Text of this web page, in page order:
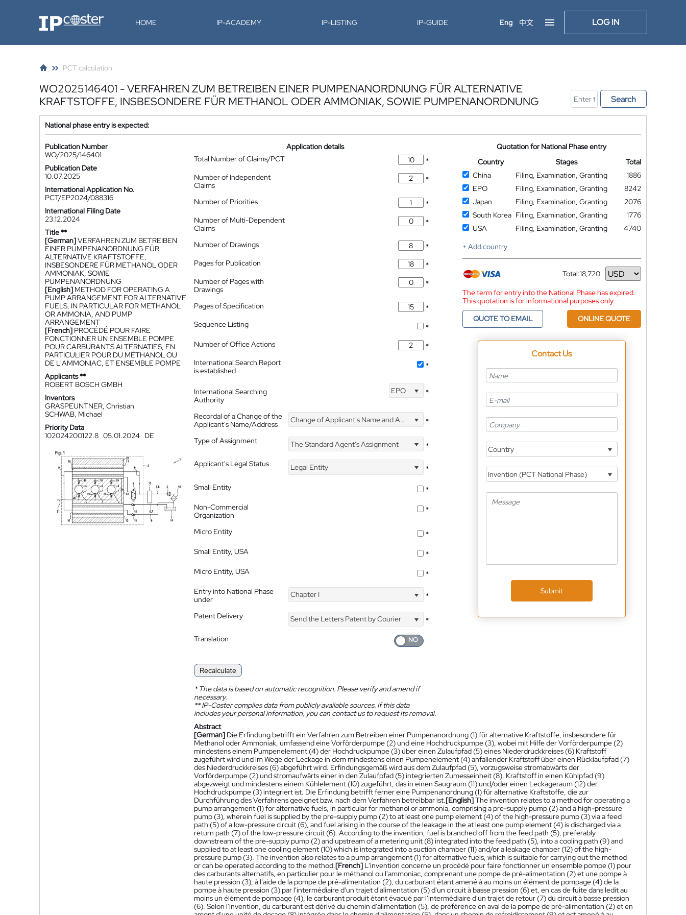
IP-Coster HOME IP-ACADEMY IP-LISTING IP-GUIDE Eng 中文 LOG IN
PCT calculation
WO2025146401 - VERFAHREN ZUM BETREIBEN EINER PUMPENANORDNUNG FÜR ALTERNATIVE
KRAFTSTOFFE, INSBESONDERE FÜR METHANOL ODER AMMONIAK, SOWIE PUMPENANORDNUNG
Search
National phase entry is expected:
Publication Number
WO/2025/146401
Publication Date
10.07.2025
International Application No.
PCT/EP2024/088316
International Filing Date
23.12.2024
Title **
[German]VERFAHREN ZUM BETREIBEN
EINER PUMPENANORDNUNG FÜR
ALTERNATIVE KRAFTSTOFFE,
INSBESONDERE FÜR METHANOL ODER
AMMONIAK, SOWIE
PUMPENANORDNUNG
[English] METHOD FOR OPERATING A
PUMP ARRANGEMENT FOR ALTERNATIVE
FUELS, IN PARTICULAR FOR METHANOL
OR AMMONIA, AND PUMP
ARRANGEMENT
[French] PROCÉDÉ POUR FAIRE
FONCTIONNER UN ENSEMBLE POMPE
POUR CARBURANTS ALTERNATIFS, EN
PARTICULIER POUR DU MÉTHANOL OU
DE L'AMMONIAC, ET ENSEMBLE POMPE
Applicants **
ROBERT BOSCH GMBH
Inventors
GRASPEUNTNER, Christian
SCHWAB, Michael
Priority Data
102024200122.8 05.01.2024 DE
Application details
Total Number of Claims/PCT
*
Number of Independent
Claims
*
Number of Priorities
*
Number of Multi-Dependent
Claims
*
Number of Drawings
*
Pages for Publication
*
Number of Pages with
Drawings
*
Pages of Specification
*
Sequence Listing
*
Number of Office Actions
*
International Search Report
is established
*
International Searching
Authority
EPO *
Recordal of a Change of the
Applicant's Name/Address
Change of Applicant's Name and Address *
Type of Assignment The Standard Agent's Assignment
*
Applicant's Legal Status
Legal Entity
*
Small Entity
*
Non-Commercial
Organization
*
Micro Entity
*
Small Entity, USA
*
Micro Entity, USA
*
Entry into National Phase
under
Chapter I *
Patent Delivery Send the Letters Patent by Courier
*
Translation
Recalculate
*The data is based on automatic recognition. Please verify and amend if
necessary.
**IP-Coster compiles data from publicly available sources. If this data
includes your personal information, you can contact us to request its removal.
Quotation for National Phase entry
Country
Stages
Total
China
Filing, Examination, Granting
1886
EPO
Filing, Examination, Granting
8242
Japan
Filing, Examination, Granting
2076
South Korea Filing, Examination, Granting
1776
USA
Filing, Examination, Granting
4740
+ Add country
Total:18,720
Currency
The term for entry into the National Phase has expired.
This quotation is for informational purposes only
QUOTE TO EMAIL
ONLINE QUOTE
Contact Us
Country
Invention (PCT National Phase)
Submit
Abstract
[German] Die Erfindung betrifft ein Verfahren zum Betreiben einer Pumpenanordnung (1) für alternative Kraftstoffe, insbesondere für
Methanol oder Ammoniak, umfassend eine Vorförderpumpe (2) und eine Hochdruckpumpe (3), wobei mit Hilfe der Vorförderpumpe (2)
mindestens einem Pumpenelement (4) der Hochdruckpumpe (3) über einen Zulaufpfad (5) eines Niederdruckkreises (6) Kraftstoff
zugeführt wird und im Wege der Leckage in dem mindestens einen Pumpenelement (4) anfallender Kraftstoff über einen Rücklaufpfad (7)
des Niederdruckkreises (6) abgeführt wird. Erfindungsgemäß wird aus dem Zulaufpfad (5), vorzugsweise stromabwärts der
Vorförderpumpe (2) und stromaufwärts einer in den Zulaufpfad (5) integrierten Zumesseinheit (8), Kraftstoff in einen Kühlpfad (9)
abgezweigt und mindestens einem Kühlelement (10) zugeführt, das in einen Saugraum (11) und/oder einen Leckageraum (12) der
Hochdruckpumpe (3) integriert ist. Die Erfindung betrifft ferner eine Pumpenanordnung (1) für alternative Kraftstoffe, die zur
Durchführung des Verfahrens geeignet bzw. nach dem Verfahren betreibbar ist.[English]The invention relates to a method for operating a
pump arrangement (1) for alternative fuels, in particular for methanol or ammonia, comprising a pre-supply pump (2) and a high-pressure
pump (3), wherein fuel is supplied by the pre-supply pump (2) to at least one pump element (4) of the high-pressure pump (3) via a feed
path (5) of a low-pressure circuit (6), and fuel arising in the course of the leakage in the at least one pump element (4) is discharged via a
return path (7) of the low-pressure circuit (6). According to the invention, fuel is branched off from the feed path (5), preferably
downstream of the pre-supply pump (2) and upstream of a metering unit (8) integrated into the feed path (5), into a cooling path (9) and
supplied to at least one cooling element (10) which is integrated into a suction chamber (11) and/or a leakage chamber (12) of the high-
pressure pump (3). The invention also relates to a pump arrangement (1) for alternative fuels, which is suitable for carrying out the method
or can be operated according to the method.[French] L'invention concerne un procédé pour faire fonctionner un ensemble pompe (1) pour
des carburants alternatifs, en particulier pour le méthanol ou l'ammoniac, comprenant une pompe de pré-alimentation (2) et une pompe à
haute pression (3), à l'aide de la pompe de pré-alimentation (2), du carburant étant amené à au moins un élément de pompage (4) de la
pompe à haute pression (3) par l'intermédiaire d'un trajet d'alimentation (5) d'un circuit à basse pression (6) et, en cas de fuite dans ledit au
moins un élément de pompage (4), le carburant produit étant évacué par l'intermédiaire d'un trajet de retour (7) du circuit à basse pression
(6). Selon l'invention, du carburant est dérivé du chemin d'alimentation (5), de préférence en aval de la pompe de pré-alimentation (2) et en